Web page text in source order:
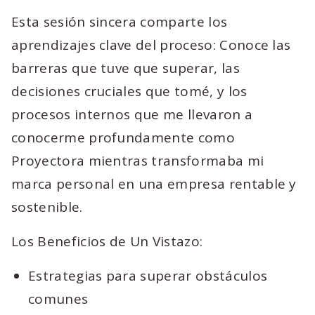
Esta sesión sincera comparte los
aprendizajes clave del proceso: Conoce las
barreras que tuve que superar, las
decisiones cruciales que tomé, y los
procesos internos que me llevaron a
conocerme profundamente como
Proyectora mientras transformaba mi
marca personal en una empresa rentable y
sostenible.
Los Beneficios de Un Vistazo:
Estrategias para superar obstáculos
comunes